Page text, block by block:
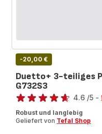
-20,00 €
Duetto+ 3-teiliges
G732S3
Bewertung
4.6 /5 -
Robust und langlebig
Geliefert von Tefal Shop